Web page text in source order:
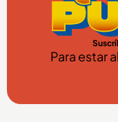
Para estar